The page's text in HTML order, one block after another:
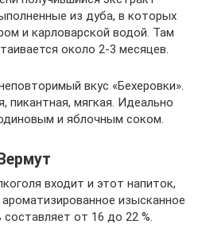
из дуба, в которых
и карловарской водой. Там
около 2-3 месяцев.
вкус «Бехеровки».
пикантная, мягкая. Идеально
и яблочным соком.
Вермут
входит и этот напиток,
изысканное
составляет от 16 до 22 %.